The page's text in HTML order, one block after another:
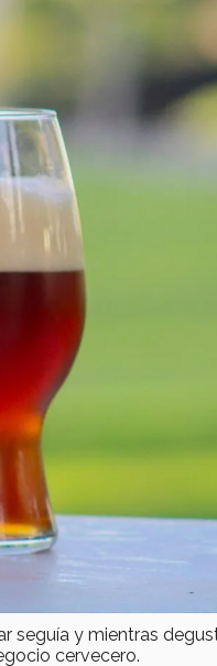
seguía y mientras
cervecero.